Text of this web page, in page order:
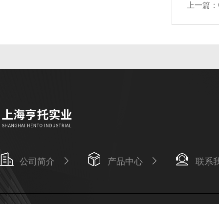
上一篇：
公司简介 产品中心 联系